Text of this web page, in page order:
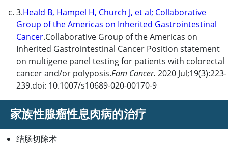
3.Heald B, Hampel H, Church J, et al; Collaborative
Group of the Americas on Inherited Gastrointestinal
Cancer.Collaborative Group of the Americas on
Inherited Gastrointestinal Cancer Position statement
on multigene panel testing for patients with colorectal
cancer and/or polyposis.Fam Cancer. 2020 Jul;19(3):223-
239.doi: 10.1007/s10689-020-00170-9
家族性腺瘤性息肉病的治疗
结肠切除术